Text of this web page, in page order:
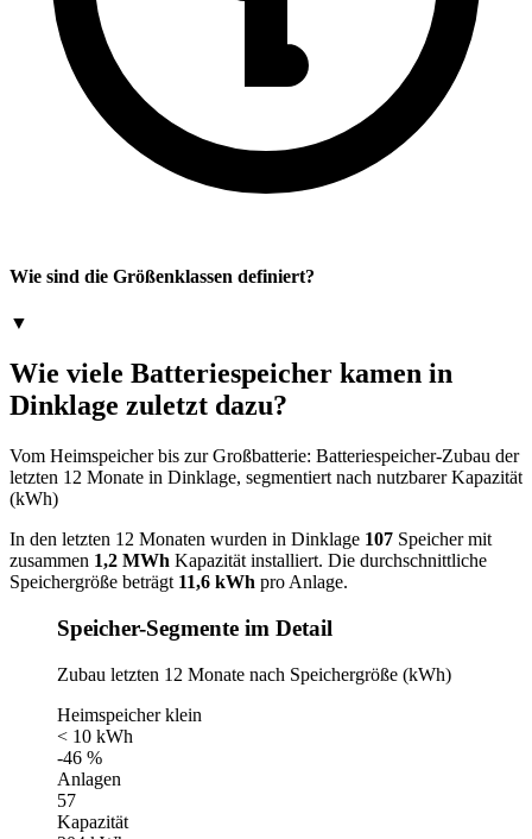
Wie sind die Größenklassen definiert?
▼
Wie viele Batteriespeicher kamen in
Dinklage zuletzt dazu?
Vom Heimspeicher bis zur Großbatterie: Batteriespeicher-Zubau der
letzten 12 Monate in Dinklage, segmentiert nach nutzbarer Kapazität
(kWh)
In den letzten 12 Monaten wurden in Dinklage 107 Speicher mit
zusammen 1,2 MWh Kapazität installiert. Die durchschnittliche
Speichergröße beträgt 11,6 kWh pro Anlage.
Speicher-Segmente im Detail
Zubau letzten 12 Monate nach Speichergröße (kWh)
Heimspeicher klein
< 10 kWh
-46 %
Anlagen
57
Kapazität